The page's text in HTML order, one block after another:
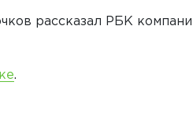
рассказал РБК
.